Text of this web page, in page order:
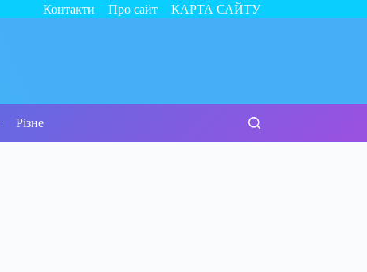
Контакти Про сайт КАРТА САЙТУ
Різне